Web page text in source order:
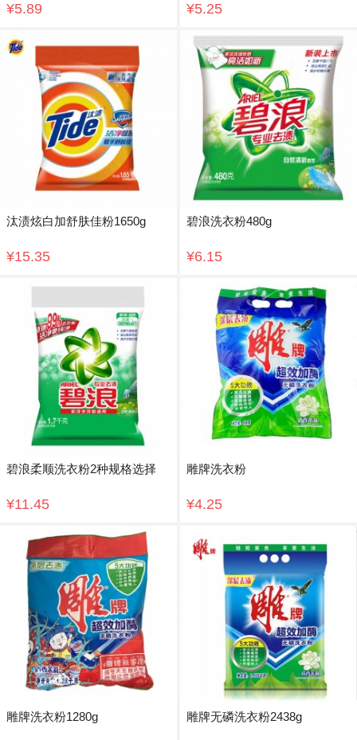
¥5.89 ¥5.25
汰渍炫白加舒肤佳粉1650g
¥15.35
碧浪洗衣粉480g
¥6.15
碧浪柔顺洗衣粉2种规格选择
¥11.45
雕牌洗衣粉
¥4.25
雕牌洗衣粉1280g 雕牌无磷洗衣粉2438g